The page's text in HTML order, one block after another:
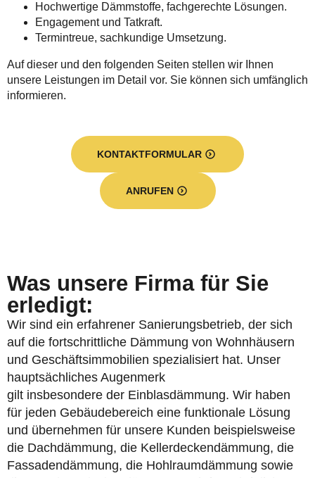
Hochwertige Dämmstoffe, fachgerechte Lösungen.
Engagement und Tatkraft.
Termintreue, sachkundige Umsetzung.
Auf dieser und den folgenden Seiten stellen wir Ihnen
unsere Leistungen im Detail vor. Sie können sich umfänglich
informieren.
KONTAKTFORMULAR
ANRUFEN
Was unsere Firma für Sie
erledigt:
Wir sind ein erfahrener Sanierungsbetrieb, der sich
auf die fortschrittliche Dämmung von Wohnhäusern
und Geschäftsimmobilien spezialisiert hat. Unser
hauptsächliches Augenmerk
gilt insbesondere der Einblasdämmung. Wir haben
für jeden Gebäudebereich eine funktionale Lösung
und übernehmen für unsere Kunden beispielsweise
die Dachdämmung, die Kellerdeckendämmung, die
Fassadendämmung, die Hohlraumdämmung sowie